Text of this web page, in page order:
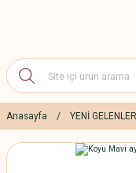
Anasayfa YENİ GELENLER